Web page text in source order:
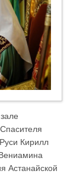
Кирилл
Астанайской